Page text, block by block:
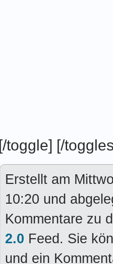
[/toggle] [/
Erstellt am
10:20 und
Kommentare zu
2.0 Feed. Sie
und ein